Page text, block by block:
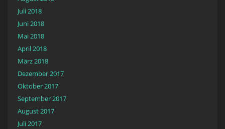
Juli 2018
Juni 2018
Mai 2018
April 2018
März 2018
Dezember 2017
Oktober 2017
September 2017
August 2017
Juli 2017